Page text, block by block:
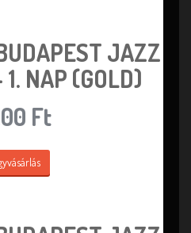
JAZZ
NAP (GOLD)
Ft